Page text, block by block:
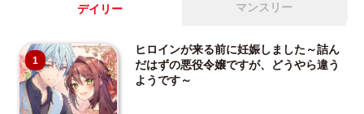
デイリー マンスリー
1
ヒロインが来る前に妊娠しました～詰ん
だはずの悪役令嬢ですが、どうやら違う
ようです～